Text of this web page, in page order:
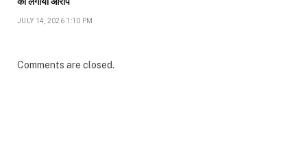
JULY 14, 2026 1:10 PM
Comments are closed.